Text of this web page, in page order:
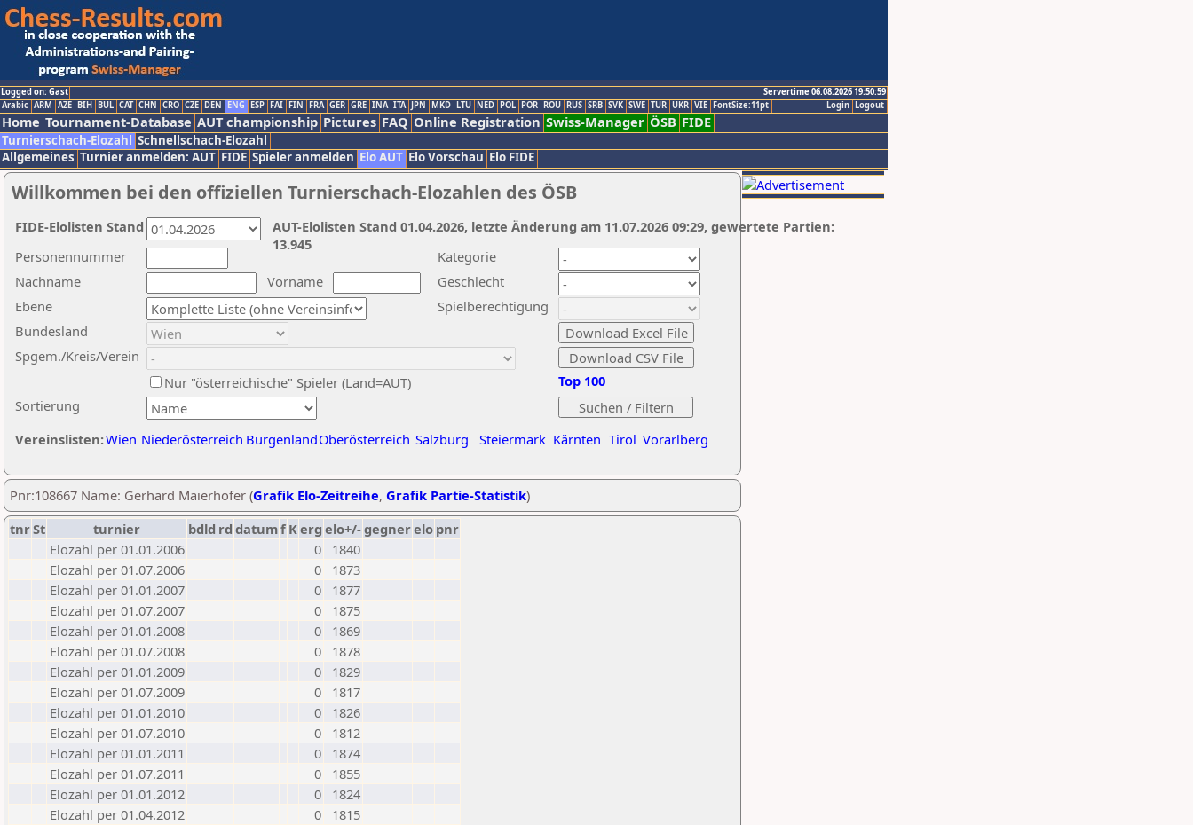
Logged on: Gast
Servertime 06.08.2026 19:50:59
Logout
Login
Arabic ARM AZE BIH BUL CAT CHN CRO CZE DEN ENG ESP FAI FIN FRA GER GRE INA ITA JPN MKD LTU NED POL POR ROU RUS SRB SVK SWE TUR UKR VIE FontSize:11pt
Home Tournament-Database AUT championship Pictures FAQ Online Registration Swiss-Manager ÖSB FIDE
Turnierschach-Elozahl Schnellschach-Elozahl
Allgemeines Turnier anmelden: AUT FIDE Spieler anmelden Elo AUT Elo Vorschau Elo FIDE
Willkommen bei den offiziellen Turnierschach-Elozahlen des ÖSB
Nachname
Vorname
Ebene
Kategorie
Sortierung
Personennummer
Bundesland
Spgem./Kreis/Verein
Geschlecht
Nur "österreichische" Spieler (Land=AUT)
Spielberechtigung
Vereinslisten:Wien Niederösterreich BurgenlandOberösterreich Salzburg Steiermark Kärnten Tirol Vorarlberg
Top 100
AUT-Elolisten Stand 01.04.2026, letzte Änderung am 11.07.2026 09:29, gewertete Partien:
13.945
FIDE-Elolisten Stand
Pnr:108667 Name: Gerhard Maierhofer (Grafik Elo-Zeitreihe, Grafik Partie-Statistik)
tnrSt turnier bdld rd datumf Kerg elo+/-gegnerelo pnr
Elozahl per 01.01.2006
0
1840
Elozahl per 01.07.2006
0
1873
Elozahl per 01.01.2007
0
1877
Elozahl per 01.07.2007
0
1875
Elozahl per 01.01.2008
0
1869
Elozahl per 01.07.2008
0
1878
Elozahl per 01.01.2009
0
1829
Elozahl per 01.07.2009
0
1817
Elozahl per 01.01.2010
0
1826
Elozahl per 01.07.2010
0
1812
Elozahl per 01.01.2011
0
1874
Elozahl per 01.07.2011
0
1855
Elozahl per 01.01.2012
0
1824
Elozahl per 01.04.2012
0
1815